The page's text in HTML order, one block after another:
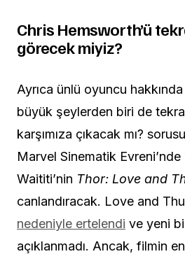
Chris Hemsworth’ü
görecek miyiz?
Ayrıca ünlü oyuncu
büyük şeylerden biri de
karşımıza çıkacak mı?
Marvel Sinematik
Waititi’nin Thor: Love and
canlandıracak. Love and
nedeniyle ertelendi ve yeni
açıklanmadı. Ancak, filmin